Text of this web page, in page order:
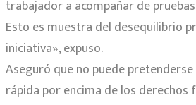
trabajador a acompañar de
Esto es muestra del desequilibrio
iniciativa», expuso.
Aseguró que no puede
rápida por encima de los derechos